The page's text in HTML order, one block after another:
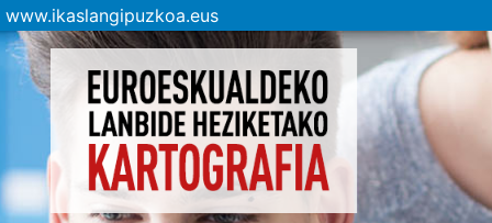
www.ikaslangipuzkoa.eus